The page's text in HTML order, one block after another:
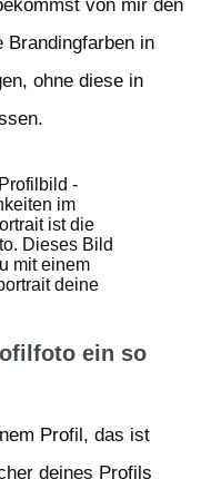
von mir den
Brandingfarben in
ohne diese in
ein so
Profil, das ist
deines Profils